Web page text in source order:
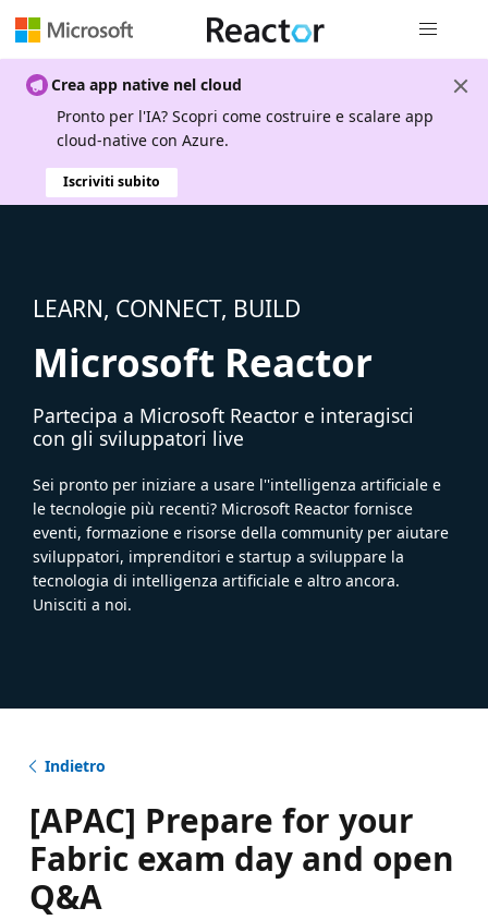
Crea app native nel cloud
Pronto per l'IA? Scopri come costruire e scalare app
cloud-native con Azure.
Iscriviti subito
LEARN, CONNECT, BUILD
Microsoft Reactor
Partecipa a Microsoft Reactor e interagisci
con gli sviluppatori live
Sei pronto per iniziare a usare l''intelligenza artificiale e
le tecnologie più recenti? Microsoft Reactor fornisce
eventi, formazione e risorse della community per aiutare
sviluppatori, imprenditori e startup a sviluppare la
tecnologia di intelligenza artificiale e altro ancora.
Unisciti a noi.
Indietro
[APAC] Prepare for your
Fabric exam day and open
Q&A